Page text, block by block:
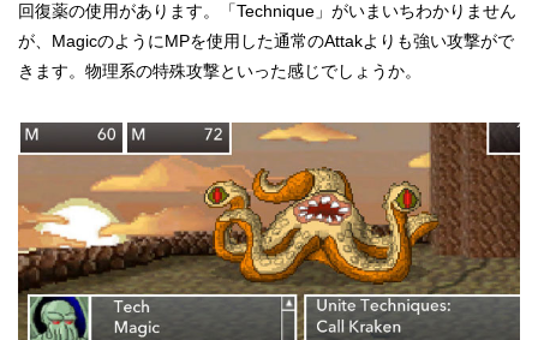
回復薬の使用があります。「Technique」がいまいちわかりません
が、MagicのようにMPを使用した通常のAttakよりも強い攻撃がで
きます。物理系の特殊攻撃といった感じでしょうか。